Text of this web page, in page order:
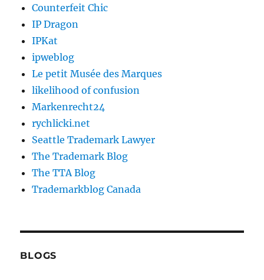
Counterfeit Chic
IP Dragon
IPKat
ipweblog
Le petit Musée des Marques
likelihood of confusion
Markenrecht24
rychlicki.net
Seattle Trademark Lawyer
The Trademark Blog
The TTA Blog
Trademarkblog Canada
BLOGS